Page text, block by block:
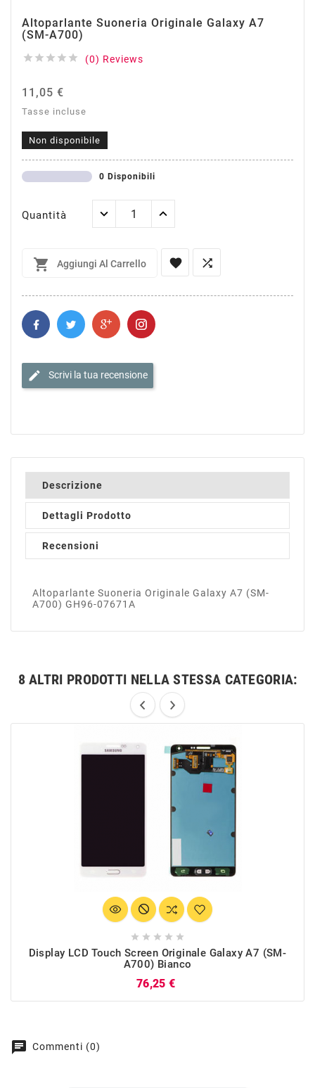
Altoparlante Suoneria Originale Galaxy A7
(SM-A700)
     (0) Reviews
11,05 €
Tasse incluse
Non disponibile
0 Disponibili
Quantità
 Aggiungi Al Carrello  
edit Scrivi la tua recensione
Descrizione
Dettagli Prodotto
Recensioni
Altoparlante Suoneria Originale Galaxy A7 (SM-
A700) GH96-07671A
8 ALTRI PRODOTTI NELLA STESSA CATEGORIA:
    
Display LCD Touch Screen Originale Galaxy A7 (SM-
A700) Bianco
76,25 €
chat Commenti (0)